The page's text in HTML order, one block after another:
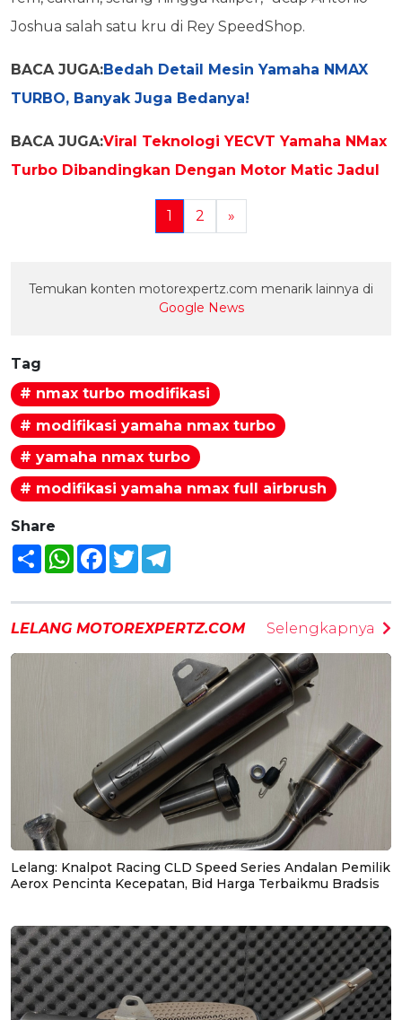
Joshua salah satu kru di Rey SpeedShop.
BACA JUGA:Bedah Detail Mesin Yamaha NMAX
TURBO, Banyak Juga Bedanya!
BACA JUGA:Viral Teknologi YECVT Yamaha NMax
Turbo Dibandingkan Dengan Motor Matic Jadul
1 2 »
Temukan konten motorexpertz.com menarik lainnya di
Google News
Tag
# nmax turbo modifikasi
# modifikasi yamaha nmax turbo
# yamaha nmax turbo
# modifikasi yamaha nmax full airbrush
Share
Share WhatsAppFacebook
Twitter
LELANG MOTOREXPERTZ.COM Selengkapnya
Lelang: Knalpot Racing CLD Speed Series Andalan Pemilik
Aerox Pencinta Kecepatan, Bid Harga Terbaikmu Bradsis